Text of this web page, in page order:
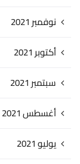
نوفمبر 2021
أكتوبر 2021
سبتمبر 2021
أغسطس 2021
يوليو 2021